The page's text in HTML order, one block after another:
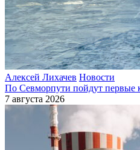
Алексей Лихачев Новости
По Севморпути пойдут первые
7 августа 2026